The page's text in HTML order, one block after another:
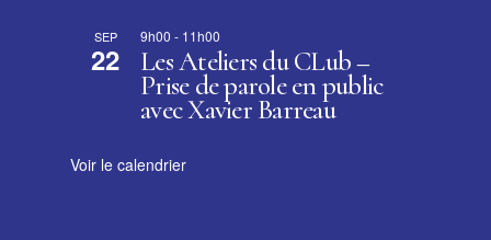
SEP
22
9h00 - 11h00
Les Ateliers du CLub –
Prise de parole en public
avec Xavier Barreau
Voir le calendrier